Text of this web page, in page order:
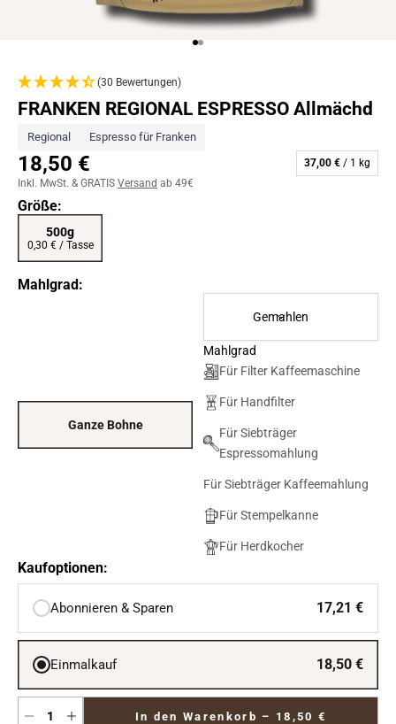
Gehe zu Element 1
Gehe zu Element 2
(30 Bewertungen)
FRANKEN REGIONAL ESPRESSO Allmächd
Regional Espresso für Franken
18,50 € 37,00 € / 1 kg
Inkl. MwSt. & GRATIS Versand ab 49€
Größe:
500g
0,30 € / Tasse
Mahlgrad:
Ganze Bohne
Gemahlen
Mahlgrad
Für Filter Kaffeemaschine
Für Handfilter
Für Siebträger
Espressomahlung
Für Siebträger Kaffeemahlung
Für Stempelkanne
Für Herdkocher
Kaufoptionen:
Abonnieren & Sparen 17,21 €
Einmalkauf 18,50 €
In den Warenkorb – 18,50 €